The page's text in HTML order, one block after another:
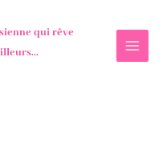
qui rêve